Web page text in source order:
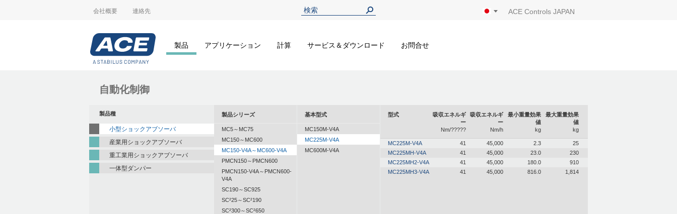
会社概要 連絡先 ACE Controls JAPAN
製品 アプリケーション 計算 サービス＆ダウンロード お問合せ
自動化制御
製品種
小型ショックアブソーバ
産業用ショックアブソーバ
重工業用ショックアブソーバ
一体型ダンパー
製品シリーズ
MC5～MC75
MC150～MC600
MC150-V4A～MC600-V4A
PMCN150～PMCN600
PMCN150-V4A～PMCN600-
V4A
SC190～SC925
SC²25～SC²190
SC²300～SC²650
基本型式
MC150M-V4A
MC225M-V4A
MC600M-V4A
型式
吸収エネルギ
ー
Nm/?????
吸収エネルギ
ー
Nm/h
最小重量効果
値
kg
最大重量効果
値
kg
MC225M-V4A 41 45,000 2.3
25
MC225MH-V4A
41 45,000 23.0
230
MC225MH2-V4A
41 45,000 180.0
910
MC225MH3-V4A
41 45,000 816.0 1,814